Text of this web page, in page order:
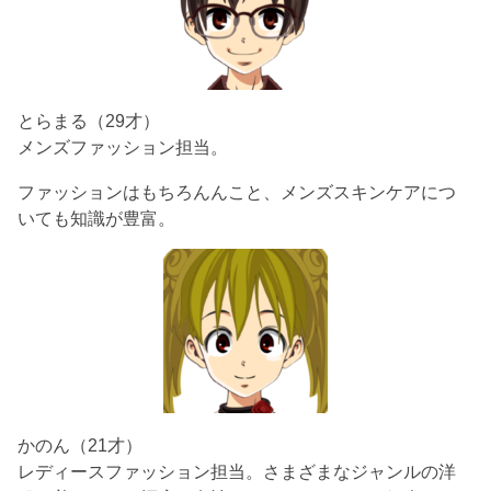
とらまる（29才）
メンズファッション担当。
ファッションはもちろんんこと、メンズスキンケアにつ
いても知識が豊富。
かのん（21才）
レディースファッション担当。さまざまなジャンルの洋